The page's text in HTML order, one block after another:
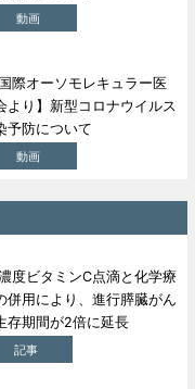
動画
国際オーソモレキュラー医
より】新型コロナウイルス
予防について
動画
度ビタミンC点滴と化学療
併用により、進行膵臓がん
存期間が2倍に延長
記事